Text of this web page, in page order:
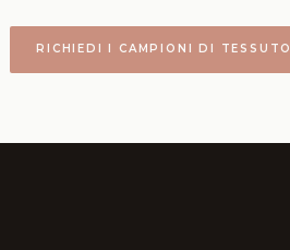
RICHIEDI I CAMPIONI DI TESSUTO